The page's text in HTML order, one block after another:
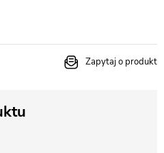
Zapytaj o produkt